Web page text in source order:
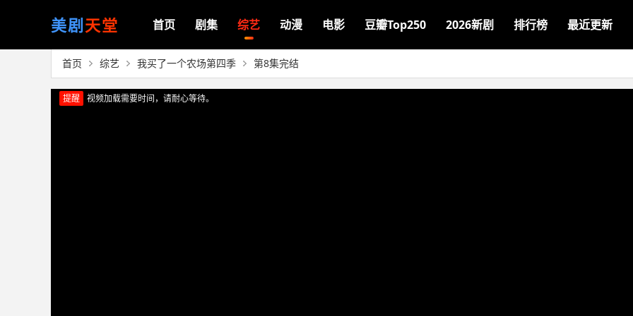
美剧天堂 首页 剧集 综艺 动漫 电影 豆瓣Top250 2026新剧 排行榜 最近更新
首页 综艺 我买了一个农场第四季 第8集完结
提醒 视频加载需要时间，请耐心等待。